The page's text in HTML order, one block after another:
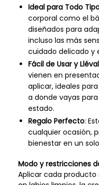
Ideal para Todo
corporal como el
diseñados para
incluso las más
cuidado delicado y
Fácil de Usar y
vienen en
aplicar, ideales
a donde vayas
estado.
Regalo Perfecto:
cualquier ocasión,
bienestar en un
Modo y restricciones
Aplicar cada producto